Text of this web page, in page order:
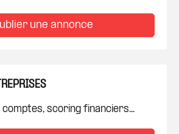
une annonce
comptes, scoring financiers...